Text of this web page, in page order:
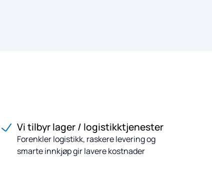
Vi tilbyr lager / logistikktjenester
Forenkler logistikk, raskere levering og
smarte innkjøp gir lavere kostnader